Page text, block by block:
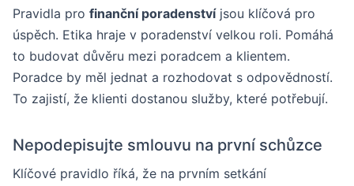
Pravidla pro finanční poradenstvíjsou klíčová pro
úspěch. Etika hraje v poradenství velkou roli. Pomáhá
to budovat důvěru mezi poradcem a klientem.
Poradce by měl jednat a rozhodovat s odpovědností.
To zajistí, že klienti dostanou služby, které potřebují.
Nepodepisujte smlouvu na první schůzce
Klíčové pravidlo říká, že na prvním setkání